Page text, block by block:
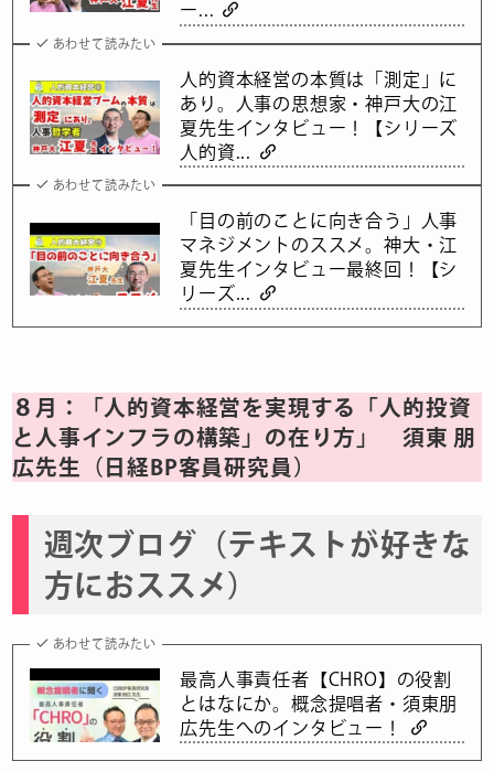
ー...
あわせて読みたい
人的資本経営の本質は「測定」に
あり。人事の思想家・神戸大の江
夏先生インタビュー！【シリーズ
人的資...
あわせて読みたい
「目の前のことに向き合う」人事
マネジメントのススメ。神大・江
夏先生インタビュー最終回！【シ
リーズ...
８月：「人的資本経営を実現する「人的投資
と人事インフラの構築」の在り方」 須東 朋
広先生（日経BP客員研究員）
週次ブログ（テキストが好きな
方におススメ）
あわせて読みたい
最高人事責任者【CHRO】の役割
とはなにか。概念提唱者・須東朋
広先生へのインタビュー！